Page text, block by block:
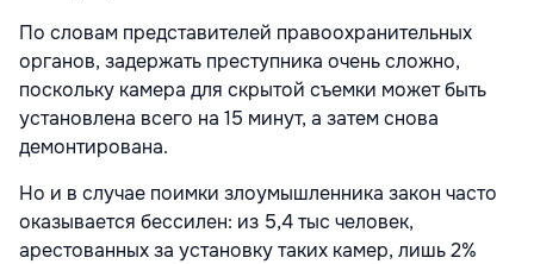
По словам представителей правоохранительных
органов, задержать преступника очень сложно,
поскольку камера для скрытой съемки может быть
установлена всего на 15 минут, а затем снова
демонтирована.
Но и в случае поимки злоумышленника закон часто
оказывается бессилен: из 5,4 тыс человек,
арестованных за установку таких камер, лишь 2%